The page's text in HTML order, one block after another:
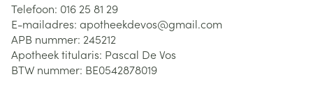
Telefoon: 016 25 81 29
E-mailadres: apotheekdevos@gmail.com
APB nummer: 245212
Apotheek titularis: Pascal De Vos
BTW nummer: BE0542878019